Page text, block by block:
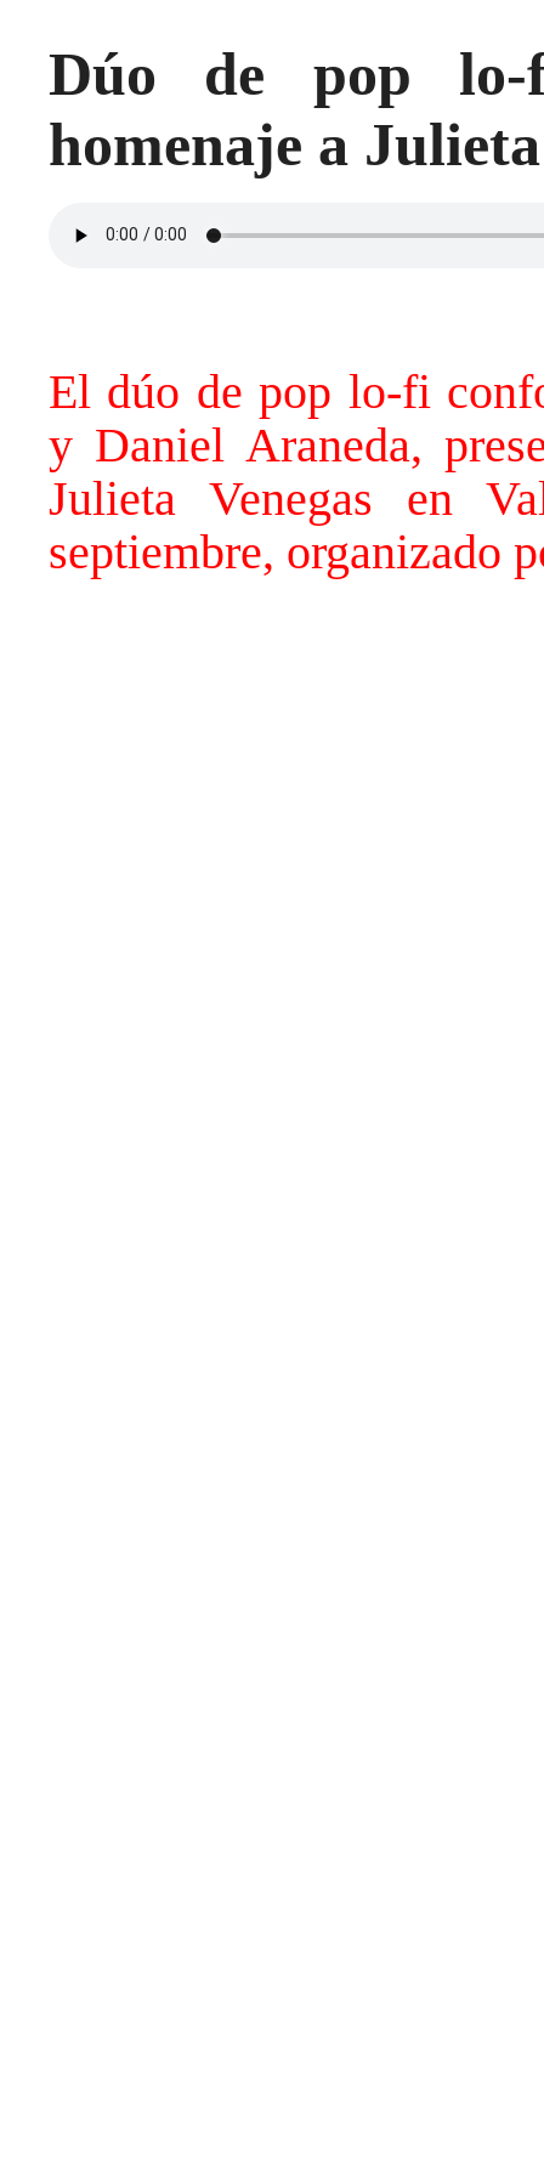
Dúo de pop
homenaje a Julieta
El dúo de pop lo-fi
y Daniel Araneda,
Julieta Venegas en
septiembre, organizado